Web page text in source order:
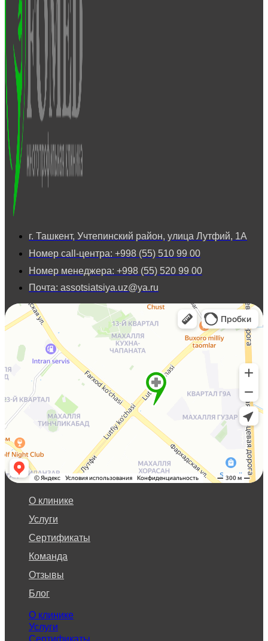
г. Ташкент, Учтепинский район, улица Лутфий, 1А
Номер call-центра: +998 (55) 510 99 00
Номер менеджера: +998 (55) 520 99 00
Почта: assotsiatsiya.uz@ya.ru
О клинике
Услуги
Сертификаты
Команда
Отзывы
Блог
О клинике
Услуги